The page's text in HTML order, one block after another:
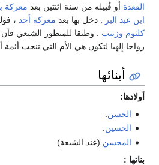
القعدة أو قُبيله من سنة اثنتين بعد معركة
ابن عبد البر : دخل بها بعد معركة أحد ،
كلثوم وزينب . وطبقا للمنظور الشيعي
زواجا إلهيا لتكون هي الأم التي تنجب أئمة
أبنائها
أولادها:
الحسن
الحسين.
المحسن .(عند الشيعة)
بناتها :